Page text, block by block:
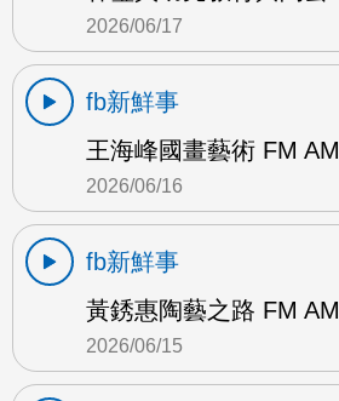
2026/06/17
fb新鮮事
王海峰國畫藝術 FM AM
2026/06/16
fb新鮮事
黃銹惠陶藝之路 FM AM
2026/06/15